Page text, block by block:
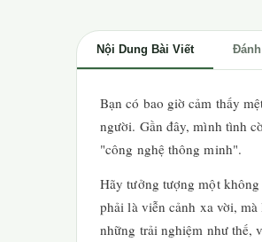
Nội Dung Bài Viết Đánh
Bạn có bao giờ cảm thấy
người. Gần đây, mình tình
"công nghệ thông minh".
Hãy tưởng tượng một
phải là viễn cảnh xa vời,
những trải nghiệm như thế,